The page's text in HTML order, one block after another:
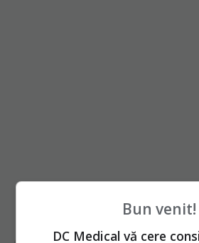
Bun venit!
DC Medical vă cere